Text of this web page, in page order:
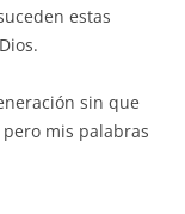
estas
sin que
mis palabras